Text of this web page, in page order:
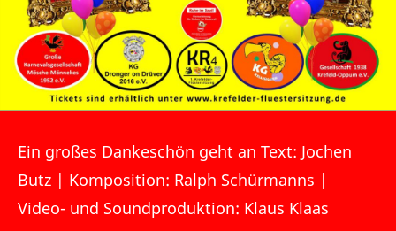
Ein großes Dankeschön geht an Text: Jochen
Butz | Komposition: Ralph Schürmanns |
Video- und Soundproduktion: Klaus Klaas